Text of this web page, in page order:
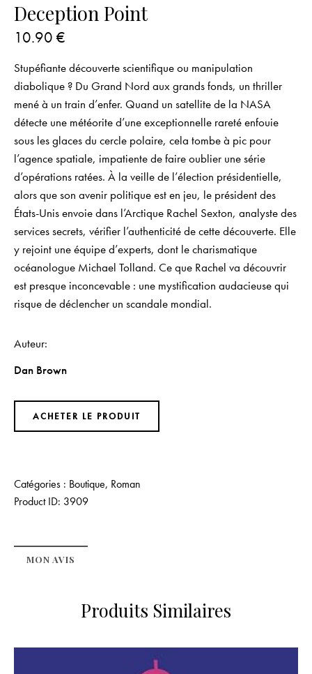
Deception Point
10.90 €
Stupéfiante découverte scientifique ou manipulation
diabolique ? Du Grand Nord aux grands fonds, un thriller
mené à un train d’enfer. Quand un satellite de la NASA
détecte une météorite d’une exceptionnelle rareté enfouie
sous les glaces du cercle polaire, cela tombe à pic pour
l’agence spatiale, impatiente de faire oublier une série
d’opérations ratées. À la veille de l’élection présidentielle,
alors que son avenir politique est en jeu, le président des
États-Unis envoie dans l’Arctique Rachel Sexton, analyste des
services secrets, vérifier l’authenticité de cette découverte. Elle
y rejoint une équipe d’experts, dont le charismatique
océanologue Michael Tolland. Ce que Rachel va découvrir
est presque inconcevable : une mystification audacieuse qui
risque de déclencher un scandale mondial.
Auteur
Dan Brown
ACHETER LE PRODUIT
Catégories : Boutique, Roman
Product ID: 3909
MON AVIS
Produits Similaires